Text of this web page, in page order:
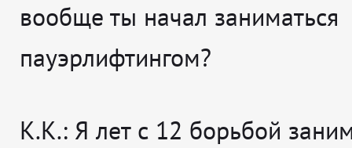
вообще ты начал заниматься
пауэрлифтингом?
К.К.: Я лет с 12 борьбой